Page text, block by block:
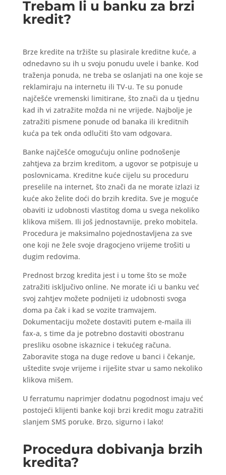
Trebam li u banku za brzi
kredit?
Brze kredite na tržište su plasirale kreditne kuće, a
odnedavno su ih u svoju ponudu uvele i banke. Kod
traženja ponuda, ne treba se oslanjati na one koje se
reklamiraju na internetu ili TV-u. Te su ponude
najčešće vremenski limitirane, što znači da u tjednu
kad ih vi zatražite možda ni ne vrijede. Najbolje je
zatražiti pismene ponude od banaka ili kreditnih
kuća pa tek onda odlučiti što vam odgovara.
Banke najčešće omogućuju online podnošenje
zahtjeva za brzim kreditom, a ugovor se potpisuje u
poslovnicama. Kreditne kuće cijelu su proceduru
preselile na internet, što znači da ne morate izlazi iz
kuće ako želite doći do brzih kredita. Sve je moguće
obaviti iz udobnosti vlastitog doma u svega nekoliko
klikova mišem. Ili još jednostavnije, preko mobitela.
Procedura je maksimalno pojednostavljena za sve
one koji ne žele svoje dragocjeno vrijeme trošiti u
dugim redovima.
Prednost brzog kredita jest i u tome što se može
zatražiti isključivo online. Ne morate ići u banku već
svoj zahtjev možete podnijeti iz udobnosti svoga
doma pa čak i kad se vozite tramvajem.
Dokumentaciju možete dostaviti putem e-maila ili
fax-a, s time da je potrebno dostaviti obostranu
presliku osobne iskaznice i tekućeg računa.
Zaboravite stoga na duge redove u banci i čekanje,
uštedite svoje vrijeme i riješite stvar u samo nekoliko
klikova mišem.
U ferratumu naprimjer dodatnu pogodnost imaju već
postojeći klijenti banke koji brzi kredit mogu zatražiti
slanjem SMS poruke. Brzo, sigurno i lako!
Procedura dobivanja brzih
kredita?